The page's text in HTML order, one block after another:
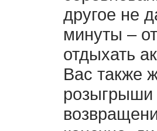
другое не
минуты –
отдыхать
Вас также